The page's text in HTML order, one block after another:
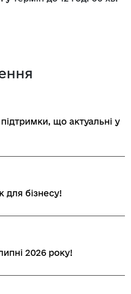
що актуальні у
для бізнесу!
2026 року!